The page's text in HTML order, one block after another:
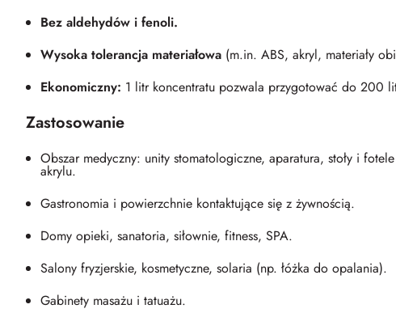
Bez aldehydów i fenoli.
Wysoka tolerancja materiałowa (m.in. ABS, akryl, materiały
Ekonomiczny: 1 litr koncentratu pozwala przygotować do 200
Zastosowanie
Obszar medyczny: unity stomatologiczne, aparatura, stoły i
akrylu.
Gastronomia i powierzchnie kontaktujące się z żywnością.
Domy opieki, sanatoria, siłownie, fitness, SPA.
Salony fryzjerskie, kosmetyczne, solaria (np. łóżka do opalania).
Gabinety masażu i tatuażu.